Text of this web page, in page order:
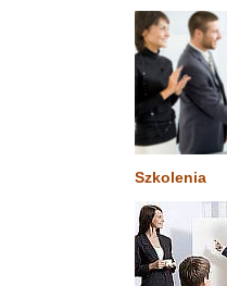
Szkolenia